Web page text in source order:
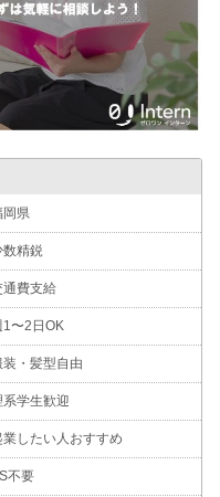
岡県
数精鋭
通費支給
1〜2日OK
装・髪型自由
系学生歓迎
業したい人おすすめ
不要